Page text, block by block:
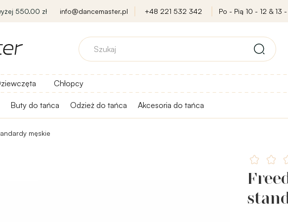
550.00 zł info@dancemaster.pl +48 221 532 342 Po - Pią 10 - 12 & 13 -
Chłopcy
Buty do tańca Odzież do tańca Akcesoria do tańca
męskie